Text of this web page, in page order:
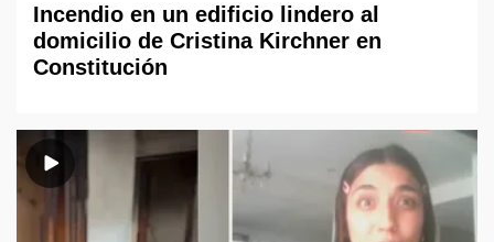
Incendio en un edificio lindero al
domicilio de Cristina Kirchner en
Constitución